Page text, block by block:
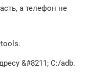
а телефон не
&#8211; C:/adb.